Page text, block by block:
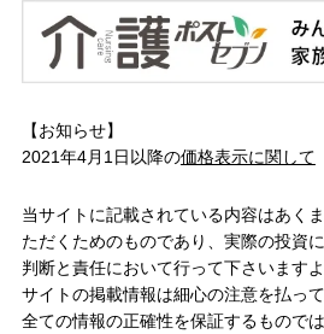
【お知らせ】
2021年4月1日以降の価格表示に関して
当サイトに記載されている内容はあく
ただくためのものであり、実際の投資
判断と責任において行って下さいます
サイトの掲載情報は細心の注意を払っ
全ての情報の正確性を保証するもので